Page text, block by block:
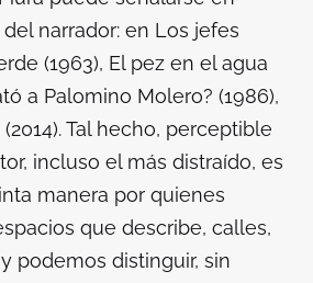
narrador: en Los jefes
(1963), El pez en el agua
a Palomino Molero? (1986),
(2014). Tal hecho, perceptible
incluso el más distraído, es
manera por quienes
que describe, calles,
podemos distinguir, sin